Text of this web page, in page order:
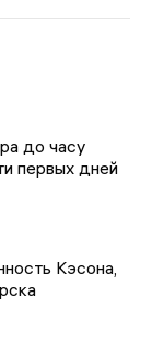
до часу
первых дней
Кэсона,